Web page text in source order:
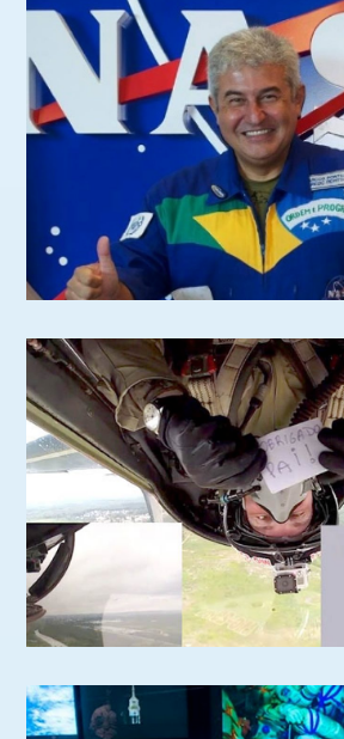
assistiremos um incrível Show
VEJA MAIS
CONFIRA
CONFIRA